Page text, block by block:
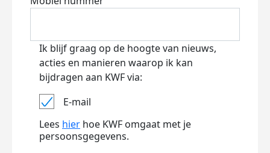
Ik blijf graag op de hoogte van nieuws,
acties en manieren waarop ik kan
bijdragen aan KWF via:
E-mail
Lees hier hoe KWF omgaat met je
persoonsgegevens.